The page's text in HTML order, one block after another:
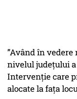
”Având în
nivelul județului
Intervenție care
alocate la fața